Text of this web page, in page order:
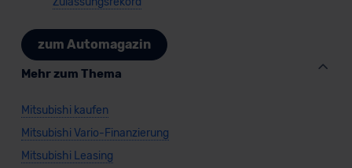
zum Automagazin
Mehr zum Thema
Mitsubishi kaufen
Mitsubishi Vario-Finanzierung
Mitsubishi Leasing